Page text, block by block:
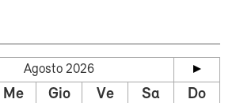
Agosto 2026
Me Gio Ve Sa Do